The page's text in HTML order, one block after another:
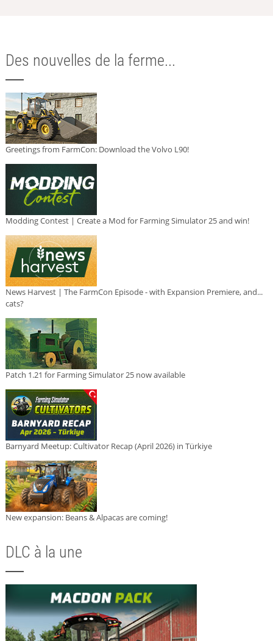
Des nouvelles de la ferme...
Greetings from FarmCon: Download the Volvo L90!
Modding Contest | Create a Mod for Farming Simulator 25 and win!
News Harvest | The FarmCon Episode - with Expansion Premiere, and...
cats?
Patch 1.21 for Farming Simulator 25 now available
Barnyard Meetup: Cultivator Recap (April 2026) in Türkiye
New expansion: Beans & Alpacas are coming!
DLC à la une